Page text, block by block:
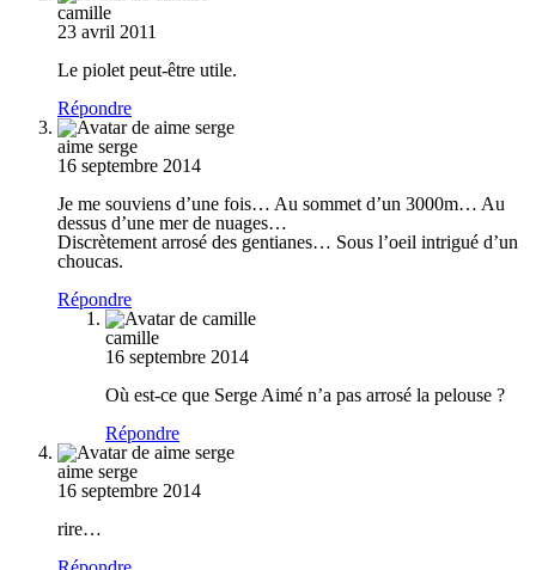
camille
23 avril 2011
Le piolet peut-être utile.
Répondre
aime serge
16 septembre 2014
Je me souviens d’une fois… Au sommet d’un 3000m… Au
dessus d’une mer de nuages…
Discrètement arrosé des gentianes… Sous l’oeil intrigué d’un
choucas.
Répondre
camille
16 septembre 2014
Où est-ce que Serge Aimé n’a pas arrosé la pelouse ?
Répondre
aime serge
16 septembre 2014
rire…